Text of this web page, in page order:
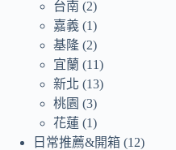
台南 (2)
嘉義 (1)
基隆 (2)
宜蘭 (11)
新北 (13)
桃園 (3)
花蓮 (1)
日常推薦&開箱 (12)